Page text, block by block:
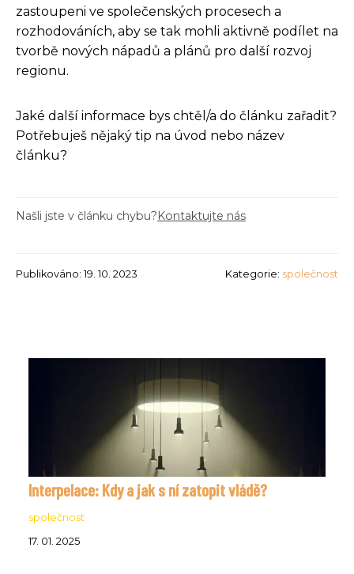
zastoupeni ve společenských procesech a
rozhodováních, aby se tak mohli aktivně podílet na
tvorbě nových nápadů a plánů pro další rozvoj
regionu.
Jaké další informace bys chtěl/a do článku zařadit?
Potřebuješ nějaký tip na úvod nebo název
článku?
Našli jste v článku chybu?Kontaktujte nás
Publikováno: 19. 10. 2023 Kategorie: společnost
Interpelace: Kdy a jak s ní zatopit vládě?
společnost
17. 01. 2025